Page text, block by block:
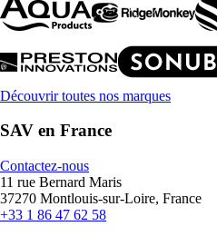
Découvrir toutes nos marques
SAV en France
Contactez-nous
11 rue Bernard Maris
37270 Montlouis-sur-Loire, France
+33 1 86 47 62 58